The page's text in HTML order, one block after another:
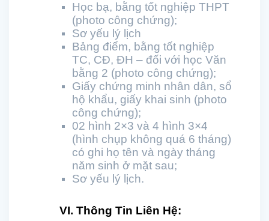
Học bạ, bằng tốt nghiệp THPT
(photo công chứng);
Sơ yếu lý lịch
Bảng điểm, bằng tốt nghiệp
TC, CĐ, ĐH – đối với học Văn
bằng 2 (photo công chứng);
Giấy chứng minh nhân dân, sổ
hộ khẩu, giấy khai sinh (photo
công chứng);
02 hình 2×3 và 4 hình 3×4
(hình chụp không quá 6 tháng)
có ghi họ tên và ngày tháng
năm sinh ở mặt sau;
Sơ yếu lý lịch.
VI. Thông Tin Liên Hệ: